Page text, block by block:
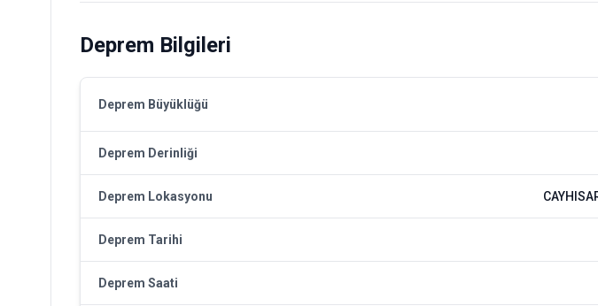
Deprem Bilgileri
Deprem Büyüklüğü
Deprem Derinliği
Deprem Lokasyonu
Deprem Tarihi
Deprem Saati